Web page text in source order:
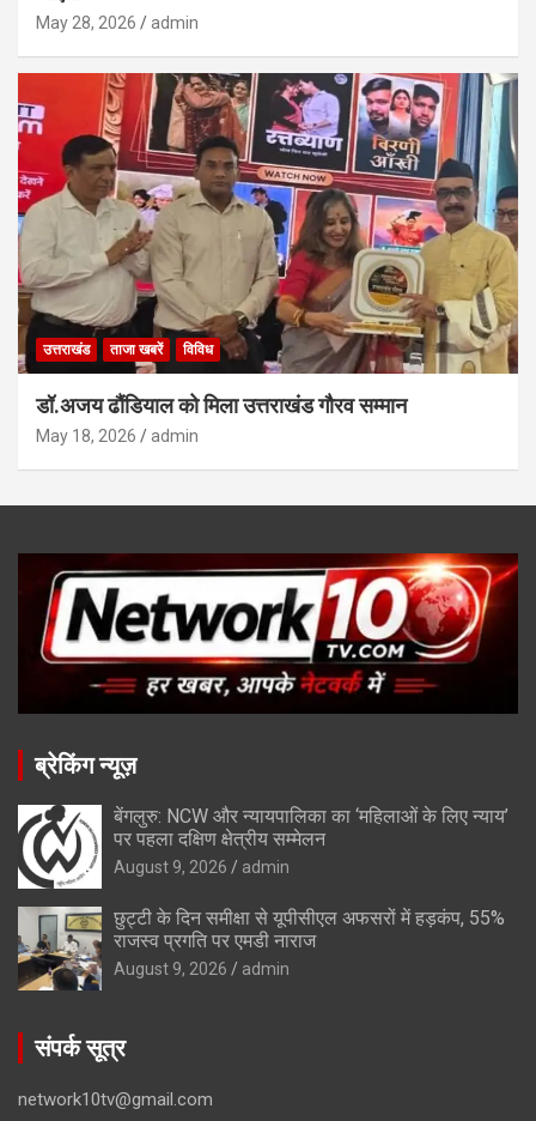
May 28, 2026 admin
उत्तराखंड ताजा खबरें विविध
डॉ.अजय ढौंडियाल को मिला उत्तराखंड गौरव सम्मान
May 18, 2026 admin
ब्रेकिंग न्यूज़
बेंगलुरु: NCW और न्यायपालिका का ‘महिलाओं के लिए न्याय’
पर पहला दक्षिण क्षेत्रीय सम्मेलन
August 9, 2026 admin
छुट्टी के दिन समीक्षा से यूपीसीएल अफसरों में हड़कंप, 55%
राजस्व प्रगति पर एमडी नाराज
August 9, 2026 admin
संपर्क सूत्र
network10tv@gmail.com